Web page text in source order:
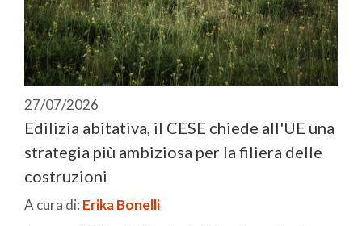
27/07/2026
Edilizia abitativa, il CESE chiede all'UE una
strategia più ambiziosa per la filiera delle
costruzioni
A cura di: Erika Bonelli